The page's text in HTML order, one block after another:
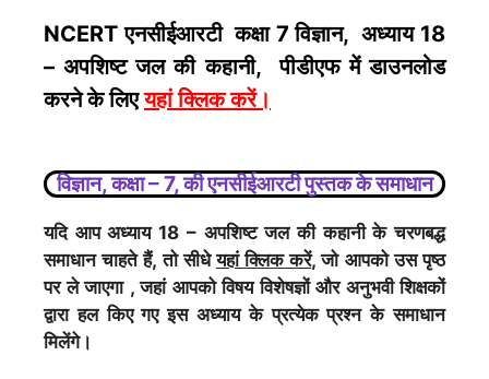
NCERT एनसीईआरटी कक्षा 7 विज्ञान, अध्याय 18
– अपशिष्ट जल की कहानी, पीडीएफ में डाउनलोड
करने के लिएयहां क्लिक करें।
विज्ञान, कक्षा – 7, की एनसीईआरटी पुस्तक के समाधान
यदि आप अध्याय 18 – अपशिष्ट जल की कहानी के चरणबद्ध
समाधान चाहते हैं, तो सीधेयहां क्लिक करें, जो आपको उस पृष्ठ
पर ले जाएगा , जहां आपको विषय विशेषज्ञों और अनुभवी शिक्षकों
द्वारा हल किए गए इस अध्याय के प्रत्येक प्रश्न के समाधान
मिलेंगे।